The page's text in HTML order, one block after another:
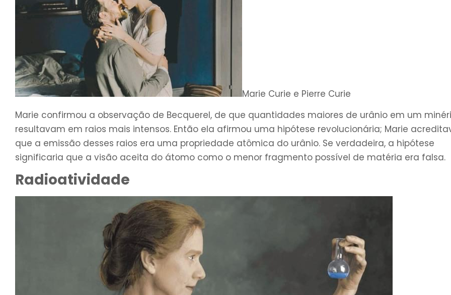
Marie Curie e Pierre Curie
Marie confirmou a observação de Becquerel, de que quantidades maiores de urânio em um
resultavam em raios mais intensos. Então ela afirmou uma hipótese revolucionária; Marie
que a emissão desses raios era uma propriedade atômica do urânio. Se verdadeira, a hipótese
significaria que a visão aceita do átomo como o menor fragmento possível de matéria era falsa.
Radioatividade